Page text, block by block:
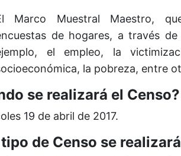
Marco Muestral Maestro,
de hogares, a través
el empleo, la
la pobreza, entre
se realizará el Censo?
19 de abril de 2017.
de Censo se